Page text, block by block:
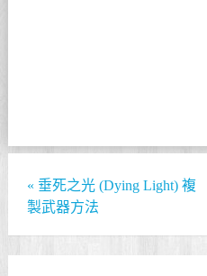
« 垂死之光 (Dying Light) 複
製武器方法